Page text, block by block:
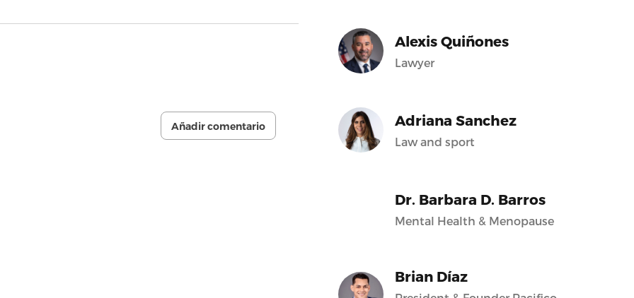
Añadir comentario
Alexis Quiñones
Lawyer
Adriana Sanchez
Law and sport
Dr. Barbara D. Barros
Mental Health & Menopause
Brian Díaz